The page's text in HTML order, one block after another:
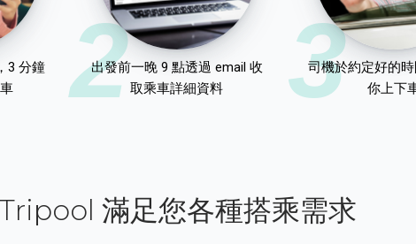
3 分鐘
2
出發前一晚 9 點透過 email 收
取乘車詳細資料
3
司機於約定好的
你上下
Tripool 滿足您各種搭乘需求